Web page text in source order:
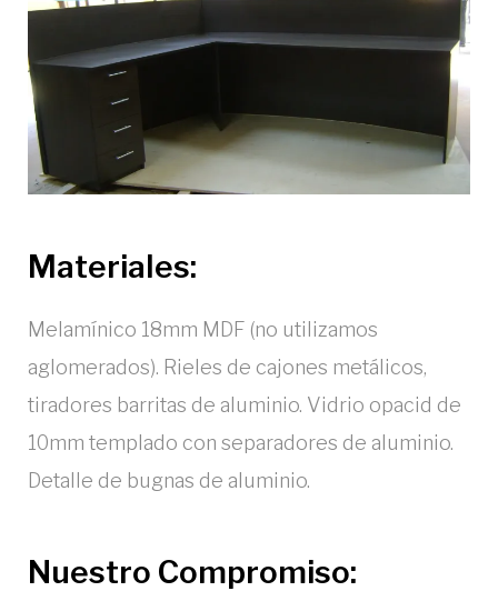
Materiales:
Melamínico 18mm MDF (no utilizamos
aglomerados). Rieles de cajones metálicos,
tiradores barritas de aluminio. Vidrio opacid de
10mm templado con separadores de aluminio.
Detalle de bugnas de aluminio.
Nuestro Compromiso: